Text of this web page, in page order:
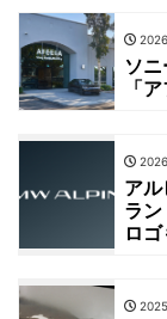
ソ
「
ア
ラ
ロ